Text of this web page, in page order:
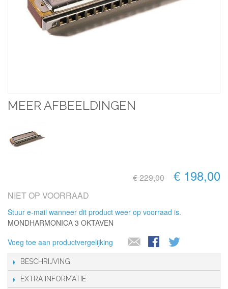
MEER AFBEELDINGEN
€ 229,00 € 198,00
NIET OP VOORRAAD
Stuur e-mail wanneer dit product weer op voorraad is.
MONDHARMONICA 3 OKTAVEN
Voeg toe aan productvergelijking
BESCHRIJVING
EXTRA INFORMATIE